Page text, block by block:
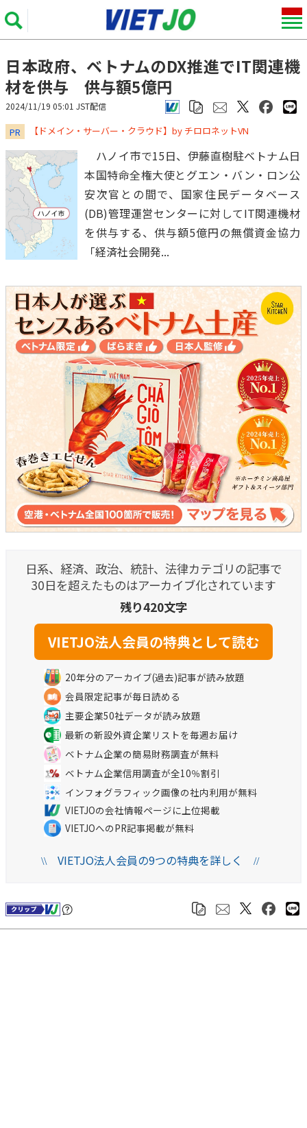
日本政府、ベトナムのDX推進でIT関連機
材を供与 供与額5億円
2024/11/19 05:01 JST配信
PR ​​​​​​​【ドメイン・サーバー・クラウド】by チロロネットVN
ハノイ市で15日、伊藤直樹駐ベトナム日
本国特命全権大使とグエン・バン・ロン公
安次官との間で、国家住民データベース
(DB)管理運営センターに対してIT関連機材
を供与する、供与額5億円の無償資金協力
「経済社会開発...
日系、経済、政治、統計、法律カテゴリの記事で
30日を超えたものはアーカイブ化されています
残り420文字
20年分のアーカイブ(過去)記事が読み放題
会員限定記事が毎日読める
主要企業50社データが読み放題
最新の新設外資企業リストを毎週お届け
ベトナム企業の簡易財務調査が無料
ベトナム企業信用調査が全10％割引
インフォグラフィック画像の社内利用が無料
VIETJOの会社情報ページに上位掲載
VIETJOへのPR記事掲載が無料
\\VIETJO法人会員の9つの特典を詳しく //